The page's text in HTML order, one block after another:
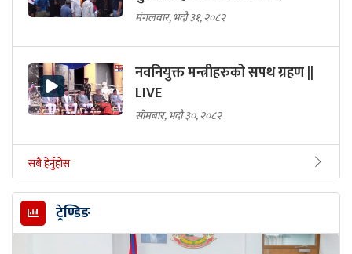
मंगलबार, भदौ ३१, २०८२
नवनियुक्त मन्त्रीहरुको सपथ ग्रहण ||
LIVE
सोमबार, भदौ ३०, २०८२
सबै हेर्नुहोस
ट्रेण्डिङ